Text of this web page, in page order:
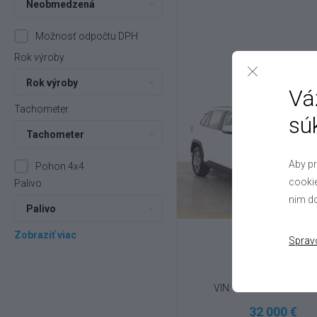
Neobmedzená
Možnosť odpočtu DPH
Rok výroby
Rok výroby
Tachometer
Tachometer
Pohon 4x4
Palivo
Palivo
Zobraziť viac
RAV 4
VIN:
32 000 €
Aby
nim